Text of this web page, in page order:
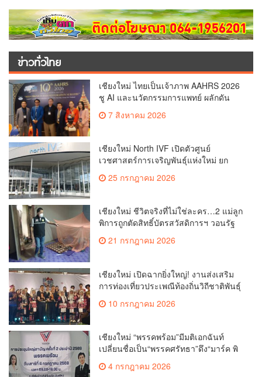
ข่าวทั่วไทย
เชียงใหม่ ไทยเป็นเจ้าภาพ AAHRS 2026
ชู AI และนวัตกรรมการแพทย์ ผลักดัน
เอเชีย(คลิป)
7 สิงหาคม 2026
เชียงใหม่ North IVF เปิดตัวศูนย์
เวชศาสตร์การเจริญพันธุ์แห่งใหม่ ยก
ระดับเชียงใหม่สู่ ศูนย์กลางการรักษาผู้มี
บุตรยากของภูมิภาค(คลิป)
25 กรกฎาคม 2026
เชียงใหม่ ชีวิตจริงที่ไม่ใช่ละคร…2 แม่ลูก
พิการถูกตัดสิทธิ์บัตรสวัสดิการฯ วอนรัฐ
ทบทวนเกณฑ์ช่วยคนจน(คลิป)
21 กรกฎาคม 2026
เชียงใหม่ เปิดฉากยิ่งใหญ่! งานส่งเสริม
การท่องเที่ยวประเพณีท้องถิ่นวิถีชาติพันธุ์
10 กรกฎาคม 2026
เชียงใหม่ “พรรคพร้อม”มีมติเอกฉันท์
เปลี่ยนชื่อเป็น“พรรคศรัทธา”ดึง“มาร์ค พิ
4 กรกฎาคม 2026